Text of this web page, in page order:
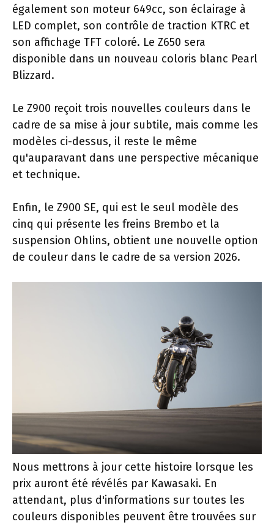
également son moteur 649cc, son éclairage à
LED complet, son contrôle de traction KTRC et
son affichage TFT coloré. Le Z650 sera
disponible dans un nouveau coloris blanc Pearl
Blizzard.
Le Z900 reçoit trois nouvelles couleurs dans le
cadre de sa mise à jour subtile, mais comme les
modèles ci-dessus, il reste le même
qu'auparavant dans une perspective mécanique
et technique.
Enfin, le Z900 SE, qui est le seul modèle des
cinq qui présente les freins Brembo et la
suspension Ohlins, obtient une nouvelle option
de couleur dans le cadre de sa version 2026.
Nous mettrons à jour cette histoire lorsque les
prix auront été révélés par Kawasaki. En
attendant, plus d'informations sur toutes les
couleurs disponibles peuvent être trouvées sur